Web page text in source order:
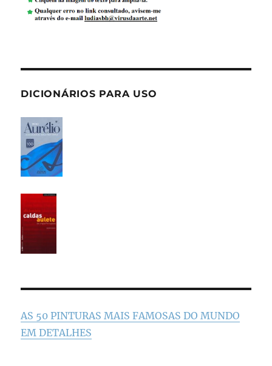
DICIONÁRIOS PARA USO
AS 50 PINTURAS MAIS FAMOSAS DO MUNDO
EM DETALHES